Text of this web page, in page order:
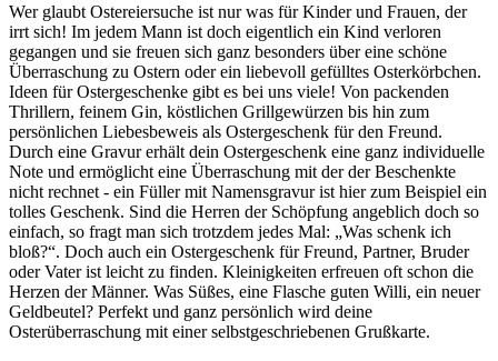
Wer glaubt Ostereiersuche ist nur was für Kinder und Frauen, der
irrt sich! Im jedem Mann ist doch eigentlich ein Kind verloren
gegangen und sie freuen sich ganz besonders über eine schöne
Überraschung zu Ostern oder ein liebevoll gefülltes Osterkörbchen.
Ideen für Ostergeschenke gibt es bei uns viele! Von packenden
Thrillern, feinem Gin, köstlichen Grillgewürzen bis hin zum
persönlichen Liebesbeweis als Ostergeschenk für den Freund.
Durch eine Gravur erhält dein Ostergeschenk eine ganz individuelle
Note und ermöglicht eine Überraschung mit der der Beschenkte
nicht rechnet - ein Füller mit Namensgravur ist hier zum Beispiel ein
tolles Geschenk. Sind die Herren der Schöpfung angeblich doch so
einfach, so fragt man sich trotzdem jedes Mal: „Was schenk ich
bloß?“. Doch auch ein Ostergeschenk für Freund, Partner, Bruder
oder Vater ist leicht zu finden. Kleinigkeiten erfreuen oft schon die
Herzen der Männer. Was Süßes, eine Flasche guten Willi, ein neuer
Geldbeutel? Perfekt und ganz persönlich wird deine
Osterüberraschung mit einer selbstgeschriebenen Grußkarte.